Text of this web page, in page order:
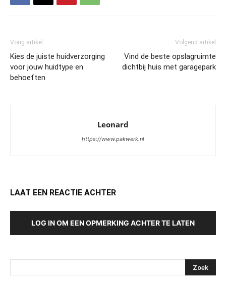
Vorig artikel
Kies de juiste huidverzorging
voor jouw huidtype en
behoeften
Volgend artikel
Vind de beste opslagruimte
dichtbij huis met garagepark
Leonard
https://www.pakwerk.nl
LAAT EEN REACTIE ACHTER
LOG IN OM EEN OPMERKING ACHTER TE LATEN